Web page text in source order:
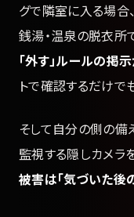
グで隣室に入る場合
銭湯・温泉の脱衣所
「外す」ルールの掲
トで確認するだけで
そして自分の側の
監視する隠しカメラ
被害は「気づいた後